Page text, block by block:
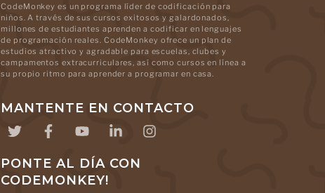
CodeMonkey es un programa líder de codificación para
niños. A través de sus cursos exitosos y galardonados,
millones de estudiantes aprenden a codificar en lenguajes
de programación reales. CodeMonkey ofrece un plan de
estudios atractivo y agradable para escuelas, clubes y
campamentos extracurriculares, así como cursos en línea a
su propio ritmo para aprender a programar en casa.
MANTENTE EN CONTACTO
PONTE AL DÍA CON
CODEMONKEY!